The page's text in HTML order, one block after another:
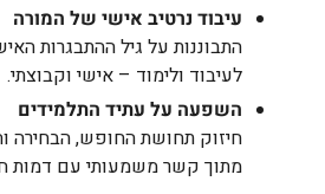
עיבוד נרטיב אישי של המורה
התבוננות על גיל ההתבגרות
לעיבוד ולימוד – אישי וקבוצתי.
השפעה על עתיד התלמידים
חיזוק תחושת החופש, הבחירה
מתוך קשר משמעותי עם דמות